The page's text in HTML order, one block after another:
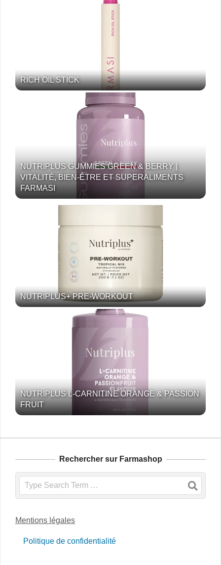
RICH OIL STICK
NUTRIPLUS GUMMIES GREEN & BERRY |
VITALITÉ, BIEN-ÊTRE ET SUPERALIMENTS
FARMASI
NUTRIPLUS+ PRE-WORKOUT
NUTRIPLUS L-CARNITINE ORANGE & PASSION
FRUIT
Rechercher sur Farmashop
Search
Mentions légales
Politique de confidentialité